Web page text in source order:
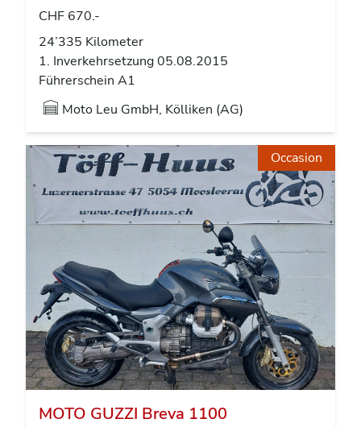
CHF 670.-
24’335 Kilometer
1. Inverkehrsetzung 05.08.2015
Führerschein A1
Moto Leu GmbH, Kölliken (AG)
Occasion
MOTO GUZZI Breva 1100